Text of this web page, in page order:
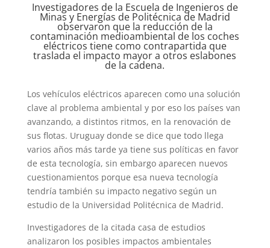
Investigadores de la Escuela de Ingenieros de
Minas y Energías de Politécnica de Madrid
observaron que la reducción de la
contaminación medioambiental de los coches
eléctricos tiene como contrapartida que
traslada el impacto mayor a otros eslabones
de la cadena.
Los vehículos eléctricos aparecen como una solución
clave al problema ambiental y por eso los países van
avanzando, a distintos ritmos, en la renovación de
sus flotas. Uruguay donde se dice que todo llega
varios años más tarde ya tiene sus políticas en favor
de esta tecnología, sin embargo aparecen nuevos
cuestionamientos porque esa nueva tecnología
tendría también su impacto negativo según un
estudio de la Universidad Politécnica de Madrid.
Investigadores de la citada casa de estudios
analizaron los posibles impactos ambientales